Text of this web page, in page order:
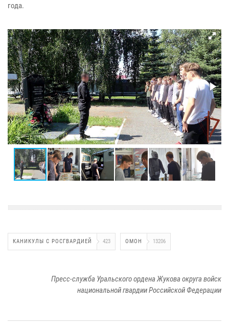
года.
КАНИКУЛЫ С РОСГВАРДИЕЙ 423 ОМОН 13206
Пресс-служба Уральского ордена Жукова округа войск
национальной гвардии Российской Федерации